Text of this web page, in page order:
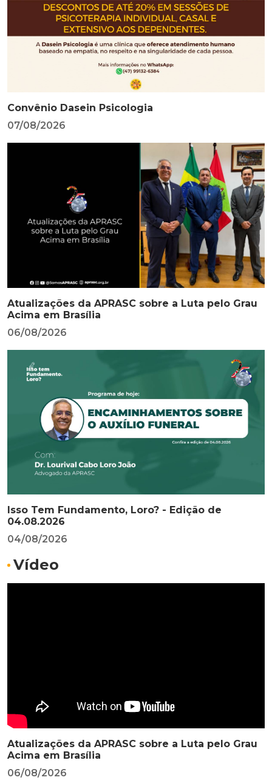
Convênio Dasein Psicologia
07/08/2026
Atualizações da APRASC sobre a Luta pelo Grau
Acima em Brasília
06/08/2026
Isso Tem Fundamento, Loro? - Edição de
04.08.2026
04/08/2026
Vídeo
Atualizações da APRASC sobre a Luta pelo Grau
Acima em Brasília
06/08/2026